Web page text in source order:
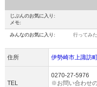
じぶんのお気に入り:
メモ:
みんなのお気に入り: 行ってみ
住所 伊勢崎市上諏訪
TEL
0270-27-5976
※お問い合わせ